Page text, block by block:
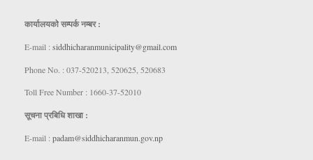
कार्यालयकाे सम्पर्क नम्बर :
E-mail : siddhicharanmunicipality@gmail.com
Phone No. : 037-520213, 520625, 520683
Toll Free Number : 1660-37-52010
सूचना प्रबिधि शाखा :
E-mail : padam@siddhicharanmun.gov.np